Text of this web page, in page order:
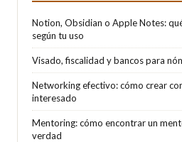
Notion, Obsidian o Apple Notes:
según tu uso
Visado, fiscalidad y bancos para
Networking efectivo: cómo crear
interesado
Mentoring: cómo encontrar un
verdad